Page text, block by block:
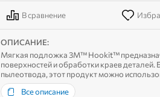
В сравнение
ОПИСАНИЕ:
Мягкая подложка 3M™ Hookit™
поверхностей и обработки краев
пылеотвода, этот продукт можно
отверстий), так и с мультипилоотводом. Они
Все описание